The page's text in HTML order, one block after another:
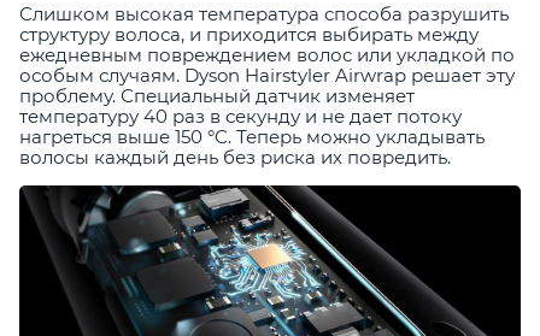
Слишком высокая температура способа разрушить
структуру волоса, и приходится выбирать между
ежедневным повреждением волос или укладкой по
особым случаям. Dyson Hairstyler Airwrap решает эту
проблему. Специальный датчик изменяет
температуру 40 раз в секунду и не дает потоку
нагреться выше 150 °C. Теперь можно укладывать
волосы каждый день без риска их повредить.